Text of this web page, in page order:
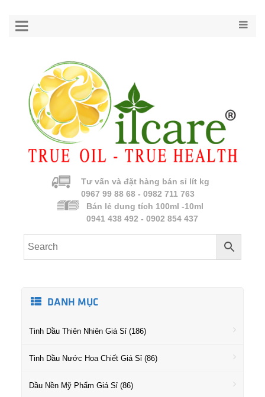
Tư vấn và đặt hàng bán sỉ lít kg
0967 99 88 68 - 0982 711 763
Bán lẻ dung tích 100ml -10ml
0941 438 492 - 0902 854 437
DANH MỤC
Tinh Dầu Thiên Nhiên Giá Sỉ (186)
Tinh Dầu Nước Hoa Chiết Giá Sỉ (86)
Dầu Nền Mỹ Phẩm Giá Sỉ (86)